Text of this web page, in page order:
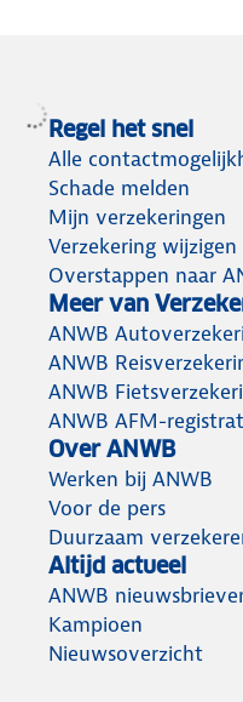
Regel het snel
Alle
Schade melden
Mijn verzekeringen
Verzekering wijzigen
Overstappen naar
Meer van
ANWB
ANWB
ANWB
ANWB AFM-
Over ANWB
Werken bij ANWB
Voor de pers
Duurzaam
Altijd actueel
ANWB
Kampioen
Nieuwsoverzicht